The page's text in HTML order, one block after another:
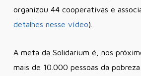
organizou 44 cooperativas e
detalhes nesse vídeo).
A meta da Solidarium é, nos
mais de 10.000 pessoas da